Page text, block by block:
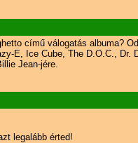
című válogatás albuma?
E, Ice Cube, The D.O.C.,
Jean-jére.
legalább érted!